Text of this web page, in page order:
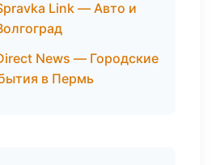
Link — Авто и
News — Городские
в Пермь